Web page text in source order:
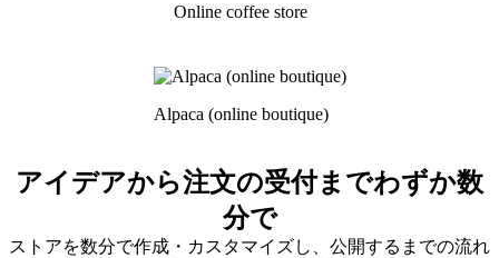
Online coffee store
Alpaca (online boutique)
アイデアから注文の受付までわずか数
分で
ストアを数分で作成・カスタマイズし、公開するまでの流れ